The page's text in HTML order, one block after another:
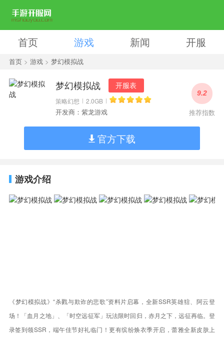
首页 游戏 新闻 开服
首页> 游戏> 梦幻模拟战
梦幻模拟战 开服表
策略幻想 2.0GB
开发商：紫龙游戏
9.2
推荐指数
官方下载
游戏介绍
《梦幻模拟战》“杀戮与欺诈的悲歌”资料片启幕，全新SSR英雄狺、阿云登
场！「血月之地」、「时空远征军」玩法限时回归，赤月之下，远征再临。登
录签到领SSR，端午佳节好礼临门！更有缤纷焕衣季开启，蕾雅全新皮肤上